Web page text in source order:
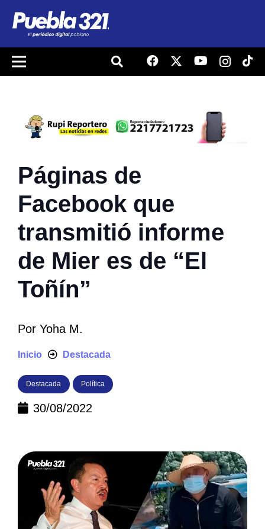
Páginas de
Facebook que
transmitió informe
de Mier es de “El
Toñín”
Por Yoha M.
Inicio Destacada
Destacada Política
30/08/2022